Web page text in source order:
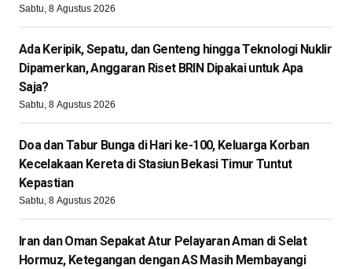
Sabtu, 8 Agustus 2026
Ada Keripik, Sepatu, dan Genteng hingga Teknologi Nuklir
Dipamerkan, Anggaran Riset BRIN Dipakai untuk Apa
Saja?
Sabtu, 8 Agustus 2026
Doa dan Tabur Bunga di Hari ke-100, Keluarga Korban
Kecelakaan Kereta di Stasiun Bekasi Timur Tuntut
Kepastian
Sabtu, 8 Agustus 2026
Iran dan Oman Sepakat Atur Pelayaran Aman di Selat
Hormuz, Ketegangan dengan AS Masih Membayangi